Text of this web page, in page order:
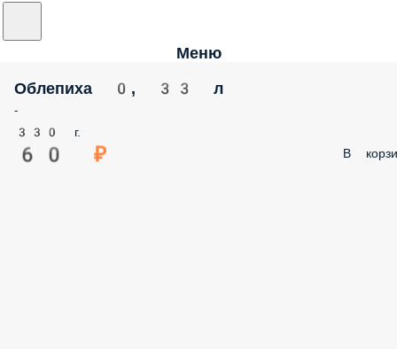
Меню
Облепиха 0, 33 л
-
330 г.
60 ₽ В